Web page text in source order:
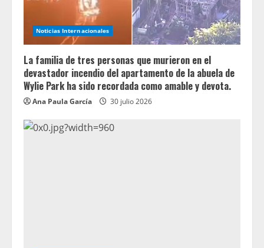
Noticias Internacionales
La familia de tres personas que murieron en el
devastador incendio del apartamento de la abuela de
Wylie Park ha sido recordada como amable y devota.
Ana Paula García 30 julio 2026